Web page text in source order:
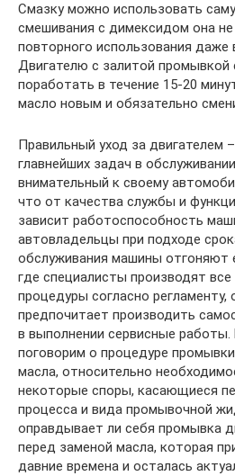
Смазку можно использовать
смешивания с димексидом она
повторного использования даже
Двигателю с залитой промывкой
поработать в течение 15-20
масло новым и обязательно
Правильный уход за двигателем
главнейших задач в
внимательный к своему
что от качества службы и
зависит работоспособность
автовладельцы при подходе
обслуживания машины отгоняют
где специалисты производят
процедуры согласно регламенту,
предпочитает производить
в выполнении сервисные работы.
поговорим о процедуре
масла, относительно
некоторые споры, касающиеся
процесса и вида промывочной
оправдывает ли себя промывка
перед заменой масла, которая
давние времена и осталась